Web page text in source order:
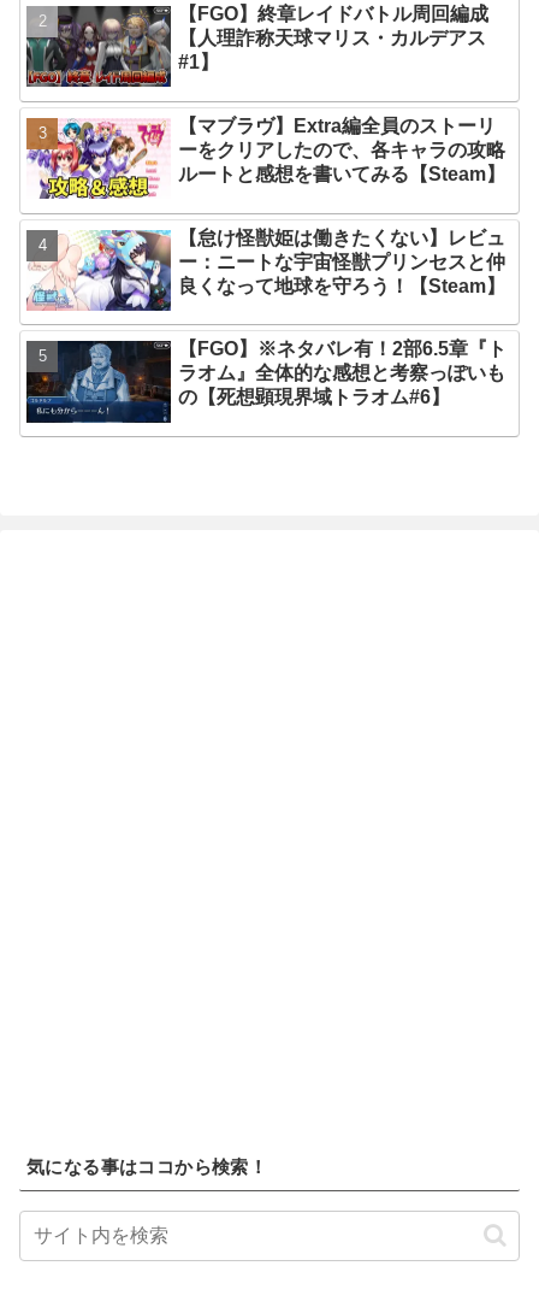
【FGO】終章レイドバトル周回編成
【人理詐称天球マリス・カルデアス
#1】
【マブラヴ】Extra編全員のストーリ
ーをクリアしたので、各キャラの攻略
ルートと感想を書いてみる【Steam】
【怠け怪獣姫は働きたくない】レビュ
ー：ニートな宇宙怪獣プリンセスと仲
良くなって地球を守ろう！【Steam】
【FGO】※ネタバレ有！2部6.5章『ト
ラオム』全体的な感想と考察っぽいも
の【死想顕現界域トラオム#6】
気になる事はココから検索！